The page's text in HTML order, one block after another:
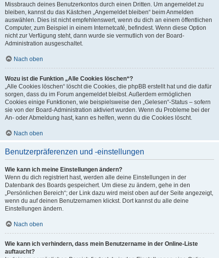
Missbrauch deines Benutzerkontos durch einen Dritten. Um angemeldet zu
bleiben, kannst du das Kästchen „Angemeldet bleiben“ beim Anmelden
auswählen. Dies ist nicht empfehlenswert, wenn du dich an einem öffentlichen
Computer, zum Beispiel in einem Internetcafé, befindest. Wenn diese Option
nicht zur Verfügung steht, dann wurde sie vermutlich von der Board-
Administration ausgeschaltet.
Nach oben
Wozu ist die Funktion „Alle Cookies löschen“?
„Alle Cookies löschen“ löscht die Cookies, die phpBB erstellt hat und die dafür
sorgen, dass du im Forum angemeldet bleibst. Außerdem ermöglichen
Cookies einige Funktionen, wie beispielsweise den „Gelesen“-Status – sofern
sie von der Board-Administration aktiviert wurden. Wenn du Probleme bei der
An- oder Abmeldung hast, kann es helfen, wenn du die Cookies löscht.
Nach oben
Benutzerpräferenzen und -einstellungen
Wie kann ich meine Einstellungen ändern?
Wenn du dich registriert hast, werden alle deine Einstellungen in der
Datenbank des Boards gespeichert. Um diese zu ändern, gehe in den
„Persönlichen Bereich“; der Link dazu wird meist oben auf der Seite angezeigt,
wenn du auf deinen Benutzernamen klickst. Dort kannst du alle deine
Einstellungen ändern.
Nach oben
Wie kann ich verhindern, dass mein Benutzername in der Online-Liste
auftaucht?